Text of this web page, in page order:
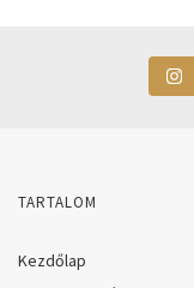
TARTALOM
Kezdőlap